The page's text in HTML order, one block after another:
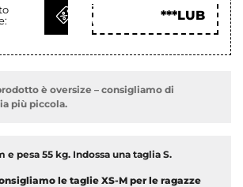
OTTIENI
COD
***LUB
è oversize – consigliamo di
più piccola.
e pesa 55 kg. Indossa una taglia S.
le taglie XS-M per le ragazze